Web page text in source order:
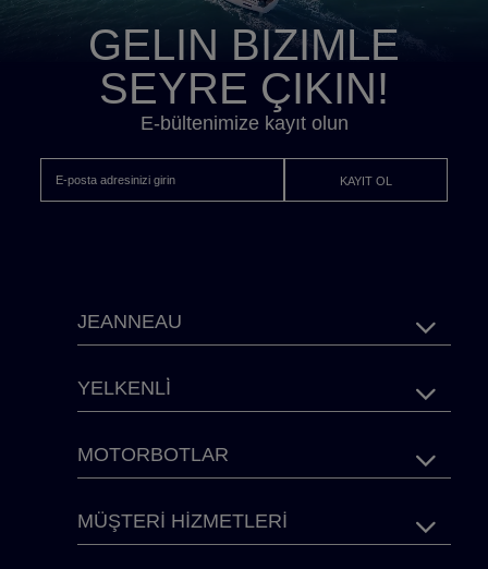
GELIN BIZIMLE
SEYRE ÇIKIN!
E-bültenimize kayıt olun
KAYIT OL
BILGI
JEANNEAU
YELKENLİ
MOTORBOTLAR
MÜŞTERI HIZMETLERI